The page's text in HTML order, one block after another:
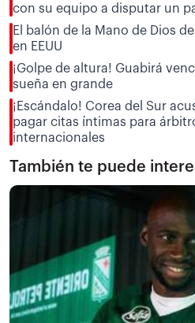
con su equipo a disputar un
El balón de la Mano de Dios
en EEUU
¡Golpe de altura! Guabirá
sueña en grande
¡Escándalo! Corea del Sur
pagar citas íntimas para
internacionales
También te puede